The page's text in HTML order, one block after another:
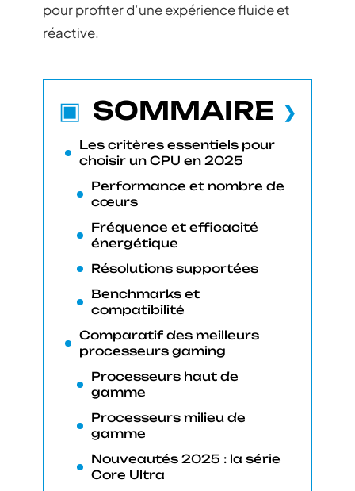
pour profiter d’une expérience fluide et
réactive.
SOMMAIRE
Les critères essentiels pour
choisir un CPU en 2025
Performance et nombre de
cœurs
Fréquence et efficacité
énergétique
Résolutions supportées
Benchmarks et
compatibilité
Comparatif des meilleurs
processeurs gaming
Processeurs haut de
gamme
Processeurs milieu de
gamme
Nouveautés 2025 : la série
Core Ultra